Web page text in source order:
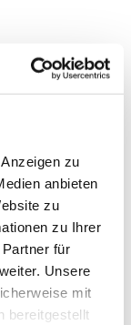
zu
anbieten
zu
zu Ihrer
für
Unsere
mit
bereitgestellt
Umständen